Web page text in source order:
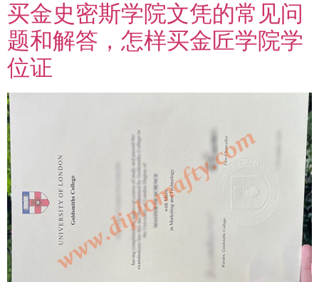
买金史密斯学院文凭的常见问
题和解答，怎样买金匠学院学
位证